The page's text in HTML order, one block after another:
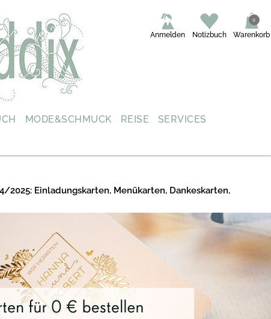
Warenkorb
0
Notizbuch
Anmelden
MODE&SCHMUCK REISE SERVICES
2025: Einladungskarten, Menükarten, Dankeskarten,